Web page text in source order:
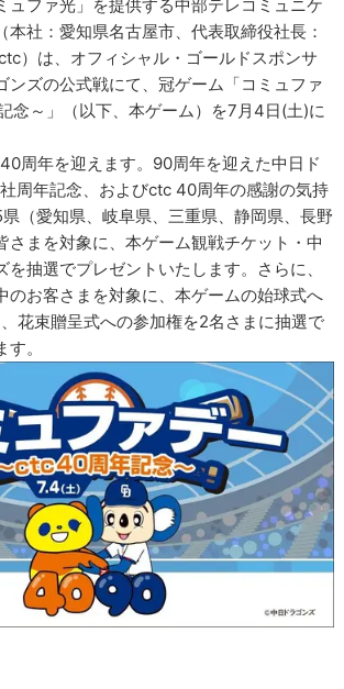
ファ光」を提供する中部テレコミュニケ
本社：愛知県名古屋市、代表取締役社長：
）は、オフィシャル・ゴールドスポンサ
ンズの公式戦にて、冠ゲーム「コミュファ
念～」（以下、本ゲーム）を7月4日(土)に
周年を迎えます。90周年を迎えた中日ド
周年記念、およびctc 40周年の感謝の気持
（愛知県、岐阜県、三重県、静岡県、長野
さまを対象に、本ゲーム観戦チケット・中
を抽選でプレゼントいたします。さらに、
のお客さまを対象に、本ゲームの始球式へ
花束贈呈式への参加権を2名さまに抽選で
。